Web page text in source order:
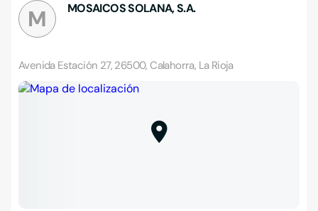
M MOSAICOS SOLANA, S.A.
Avenida Estación 27, 26500, Calahorra, La Rioja